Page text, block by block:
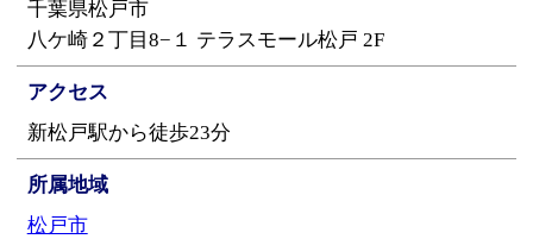
千葉県松戸市
八ケ崎２丁目8−１ テラスモール松戸 2F
アクセス
新松戸駅から徒歩23分
所属地域
松戸市